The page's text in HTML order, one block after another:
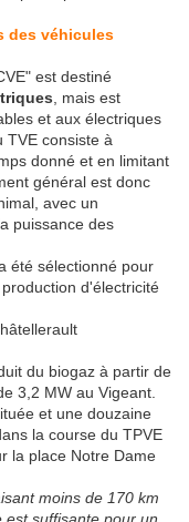
des véhicules
est destiné
, mais est
et aux électriques
TVE consiste à
donné et en limitant
général est donc
avec un
puissance des
été sélectionné pour
d'électricité
du biogaz à partir de
3,2 MW au Vigeant.
et une douzaine
la course du TPVE
la place Notre Dame
moins de 170 km